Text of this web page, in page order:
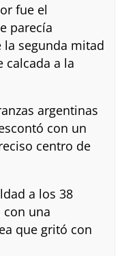
fue el
parecía
segunda mitad
calcada a la
argentinas
con un
centro de
a los 38
una
que gritó con